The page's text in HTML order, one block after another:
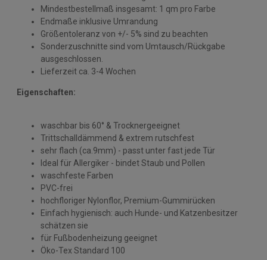
Mindestbestellmaß insgesamt: 1 qm pro Farbe
Endmaße inklusive Umrandung
Größentoleranz von +/- 5% sind zu beachten
Sonderzuschnitte sind vom Umtausch/Rückgabe
ausgeschlossen.
Lieferzeit ca. 3-4 Wochen
Eigenschaften:
waschbar bis 60° & Trocknergeeignet
Trittschalldämmend & extrem rutschfest
sehr flach (ca.9mm) - passt unter fast jede Tür
Ideal für Allergiker - bindet Staub und Pollen
waschfeste Farben
PVC-frei
hochfloriger Nylonflor, Premium-Gummirücken
Einfach hygienisch: auch Hunde- und Katzenbesitzer
schätzen sie
für Fußbodenheizung geeignet
Öko-Tex Standard 100